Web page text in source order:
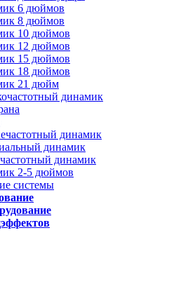
6 дюймов
8 дюймов
10 дюймов
12 дюймов
15 дюймов
18 дюймов
21 дюйм
динамик
динамик
динамик
динамик
2-5 дюймов
системы